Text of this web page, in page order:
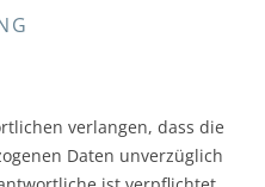
verlangen, dass die
Daten unverzüglich